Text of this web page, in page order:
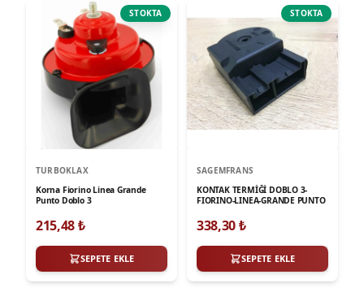
STOKTA
TURBOKLAX
Korna Fiorino Linea Grande
Punto Doblo 3
215,48₺
SEPETE EKLE
STOKTA
SAGEMFRANS
KONTAK TERMİĞİ DOBLO 3-
FIORINO-LINEA-GRANDE PUNTO
338,30₺
SEPETE EKLE